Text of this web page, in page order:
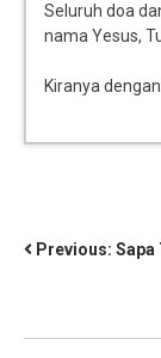
Seluruh doa
nama Yesus,
Kiranya
Previous: Sapa